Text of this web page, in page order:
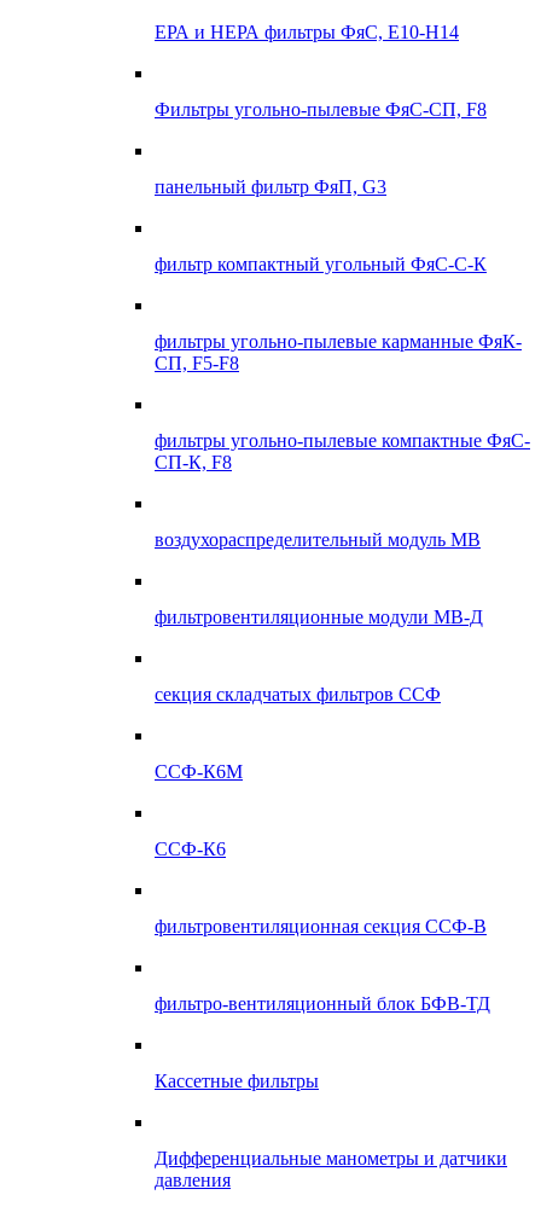
ЕРА и НЕРА фильтры ФяС, E10-H14
Фильтры угольно-пылевые ФяС-СП, F8
панельный фильтр ФяП, G3
фильтр компактный угольный ФяС-С-К
фильтры угольно-пылевые карманные ФяК-
СП, F5-F8
фильтры угольно-пылевые компактные ФяС-
СП-К, F8
воздухораспределительный модуль МВ
фильтровентиляционные модули МВ-Д
секция складчатых фильтров ССФ
ССФ-К6М
ССФ-К6
фильтровентиляционная секция ССФ-В
фильтро-вентиляционный блок БФВ-ТД
Кассетные фильтры
Дифференциальные манометры и датчики
давления